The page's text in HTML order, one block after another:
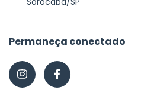
Permaneça conectado